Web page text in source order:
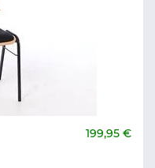
199,95 €